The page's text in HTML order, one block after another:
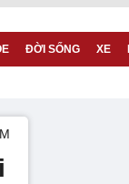
ĐỜI SỐNG XE